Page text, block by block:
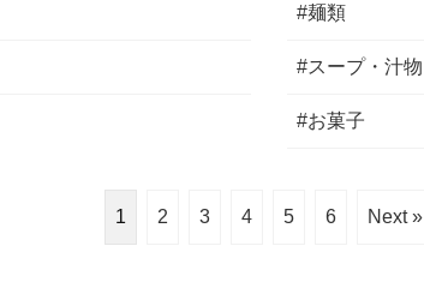
#麺類
#スープ・汁物
#お菓子
1 2 3 4 5 6 Next »